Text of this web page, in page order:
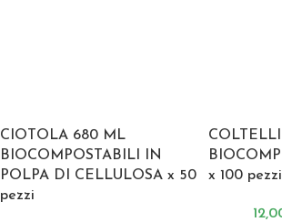
CIOTOLA 680 ML
BIOCOMPOSTABILI IN
POLPA DI CELLULOSA x 50
pezzi
COLTELLI
x 100 pezzi